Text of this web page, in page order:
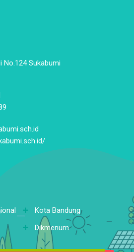
No.124 Sukabumi
Kota Bandung
Dikmenum